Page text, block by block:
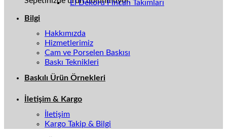
El Dekoru Fincan Takımları
Bilgi
Hakkımızda
Hizmetlerimiz
Cam ve Porselen Baskısı
Baskı Teknikleri
Baskılı Ürün Örnekleri
İletişim & Kargo
İletişim
Kargo Takip & Bilgi